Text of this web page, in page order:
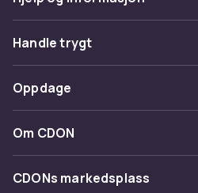
Vanlige spørsmål
Spor pakke
Angre & returner her
Kontakt oss
Handle trygt
Betaling
Levering
Tilbakekallinger
Oppdage
Kategorier
Varemerker
Om CDON
Om oss
CDONs markedsplass